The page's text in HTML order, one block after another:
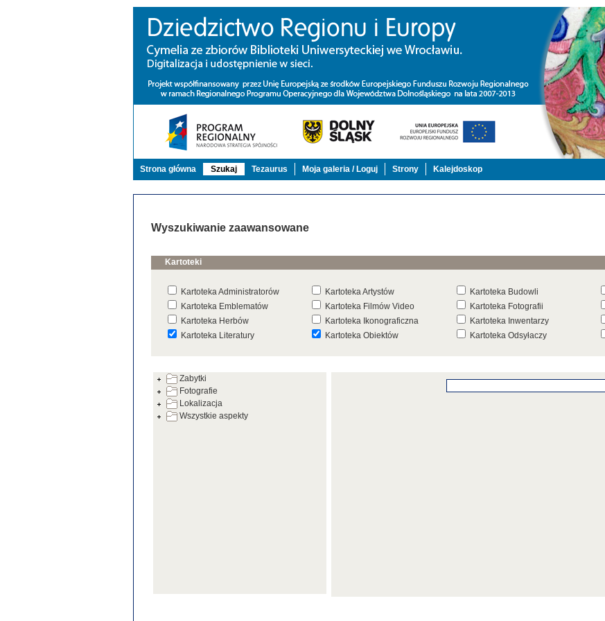
Strona główna Szukaj Tezaurus Moja galeria / Loguj Strony Kalejdoskop
Wyszukiwanie zaawansowane
Kartoteki
Kartoteka Administratorów Kartoteka Artystów Kartoteka Budowli
Kartoteka Emblematów
Kartoteka Filmów Video Kartoteka Fotografii
Kartoteka Herbów
Kartoteka Ikonograficzna Kartoteka Inwentarzy
Kartoteka Literatury
Kartoteka Obiektów Kartoteka Odsyłaczy
Kartoteka Warsztatów
Kartoteka Wydarzeń Inwentarza
Kartoteka Zabytków
Kartoteka Znaków, Stempli i Punc
Zabytki
Fotografie
Lokalizacja
Wszystkie aspekty